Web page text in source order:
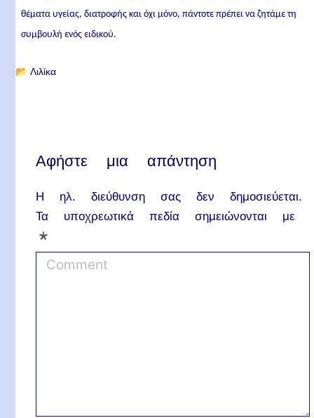
θέματα υγείας, διατροφής και όχι μόνο, πάντοτε πρέπει να ζητάμε τη
συμβουλή ενός ειδικού.
📂 Λιλίκα
Αφήστε μια απάντηση
Η ηλ. διεύθυνση σας δεν δημοσιεύεται.
Τα υποχρεωτικά πεδία σημειώνονται με
*